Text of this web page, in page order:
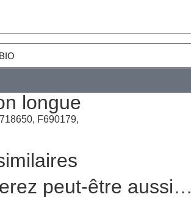
longue
F690179,
peut-être aussi…